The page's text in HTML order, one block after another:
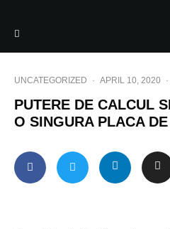
UNCATEGORIZED · APRIL 10, 2020 ·
PUTERE DE CALCUL
O SINGURA PLACA